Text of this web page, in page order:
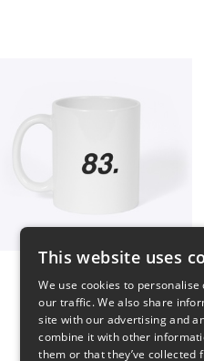
This website uses
We use cookies to
our traffic. We also share
site with our advertising and
combine it with other
them or that they’ve